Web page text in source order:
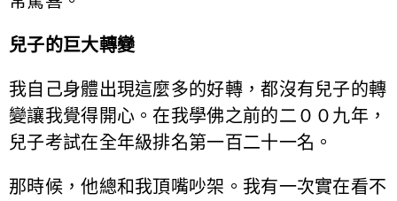
兒子的巨大轉變
我自己身體出現這麼多的好轉，都沒有兒子的轉
變讓我覺得開心。在我學佛之前的二００九年，
兒子考試在全年級排名第一百二十一名。
那時候，他總和我頂嘴吵架。我有一次實在看不